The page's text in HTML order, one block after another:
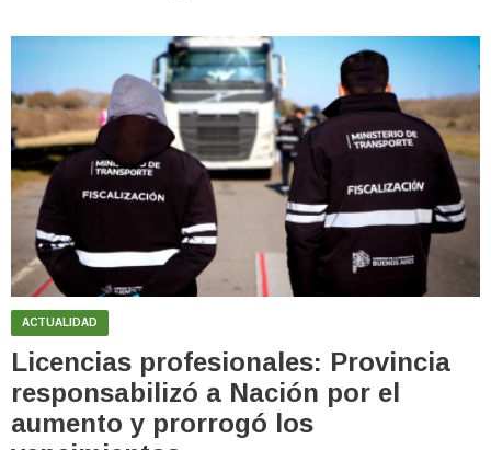
ACTUALIDAD
Licencias profesionales: Provincia
responsabilizó a Nación por el
aumento y prorrogó los